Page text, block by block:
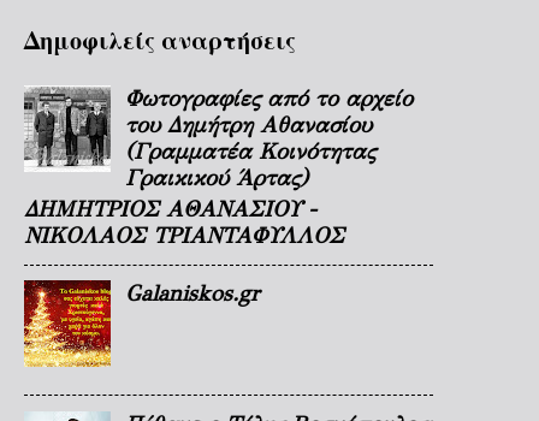
Δημοφιλείς αναρτήσεις
Φωτογραφίες από το αρχείο
του Δημήτρη Αθανασίου
(Γραμματέα Κοινότητας
Γραικικού Άρτας)
ΔΗΜΗΤΡΙΟΣ ΑΘΑΝΑΣΙΟΥ -
ΝΙΚΟΛΑΟΣ ΤΡΙΑΝΤΑΦΥΛΛΟΣ
Galaniskos.gr